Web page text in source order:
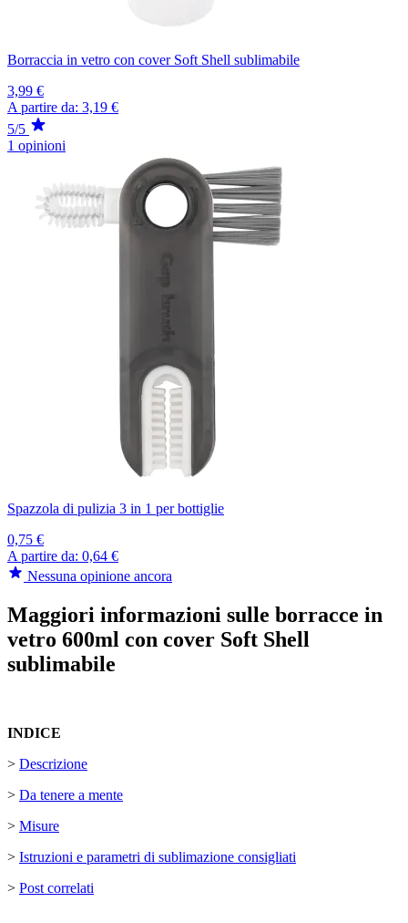
Borraccia in vetro con cover Soft Shell sublimabile
3,99 €
A partire da: 3,19 €
5/5
1 opinioni
Spazzola di pulizia 3 in 1 per bottiglie
0,75 €
A partire da: 0,64 €
Nessuna opinione ancora
Maggiori informazioni sulle borracce in
vetro 600ml con cover Soft Shell
sublimabile
INDICE
> Descrizione
> Da tenere a mente
> Misure
> Istruzioni e parametri di sublimazione consigliati
> Post correlati